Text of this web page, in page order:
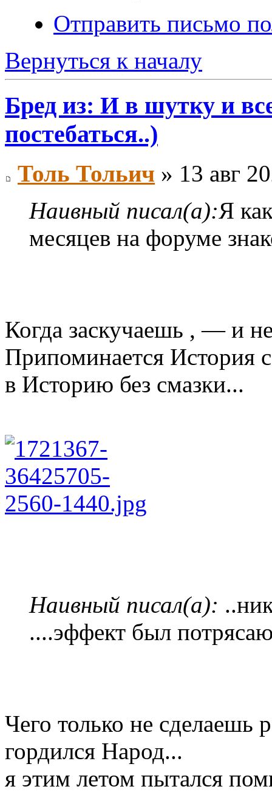
Отправить письмо
Вернуться к началу
Бред из: И в шутку и
постебаться..)
Толь Тольич » 13 авг
Наивный писал(а):Я
месяцев на форуме
Когда заскучаешь , — и
Припоминается
в Историю без смазки...
Наивный писал(а):
....эффект был
Чего только не сделаешь
гордился Народ...
я этим летом пытался